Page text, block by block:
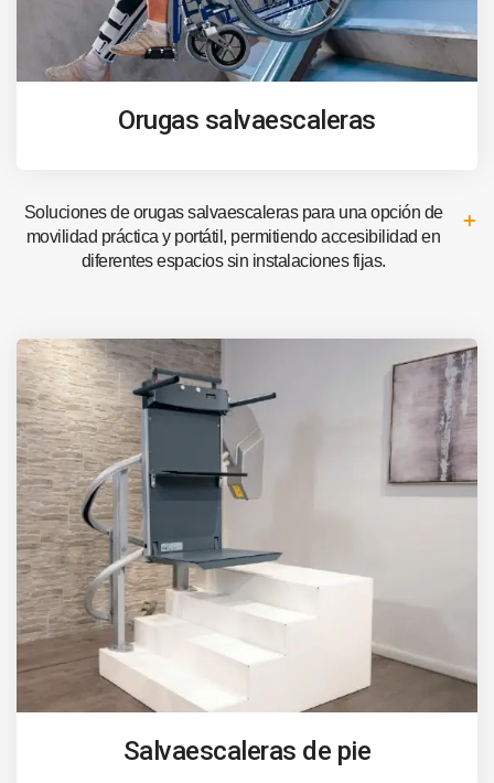
Orugas salvaescaleras
Soluciones de orugas salvaescaleras para una opción de
movilidad práctica y portátil, permitiendo accesibilidad en
diferentes espacios sin instalaciones fijas.
Salvaescaleras de pie